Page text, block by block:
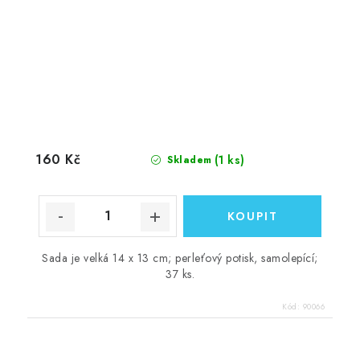
Skladem (1 ks)
160 Kč
Sada je velká 14 x 13 cm; perleťový potisk, samolepící;
37 ks.
Kód: 90066